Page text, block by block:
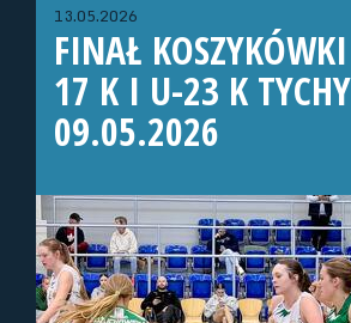
13.05.2026
FINAŁ
17 K I U-23 K TYCHY
09.05.2026